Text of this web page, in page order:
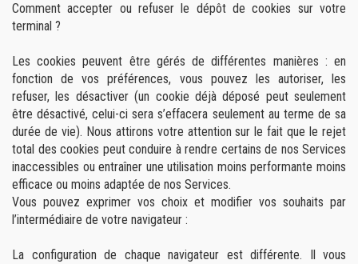
Comment accepter ou refuser le dépôt de cookies sur votre
terminal ?
Les cookies peuvent être gérés de différentes manières : en
fonction de vos préférences, vous pouvez les autoriser, les
refuser, les désactiver (un cookie déjà déposé peut seulement
être désactivé, celui-ci sera s’effacera seulement au terme de sa
durée de vie). Nous attirons votre attention sur le fait que le rejet
total des cookies peut conduire à rendre certains de nos Services
inaccessibles ou entraîner une utilisation moins performante moins
efficace ou moins adaptée de nos Services.
Vous pouvez exprimer vos choix et modifier vos souhaits par
l’intermédiaire de votre navigateur :
La configuration de chaque navigateur est différente. Il vous